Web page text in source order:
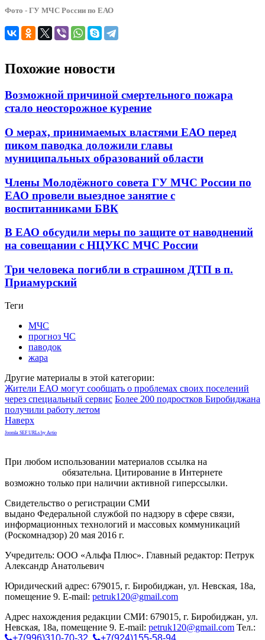
Фото - ГУ МЧС России по ЕАО
Похожие новости
Возможной причиной смертельного пожара
стало неосторожное курение
О мерах, принимаемых властями ЕАО перед
пиком паводка доложили главы
муниципальных образований области
Члены Молодёжного совета ГУ МЧС России по
ЕАО провели выездное занятие с
воспитанниками БВК
В ЕАО обсудили меры по защите от наводнений
на совещании с НЦУКС МЧС России
Три человека погибли в страшном ДТП в п.
Приамурский
Теги
МЧС
прогноз ЧС
паводок
жара
Другие материалы в этой категории:
Жители ЕАО могут сообщать о проблемах своих поселений
через специальный сервис Более 200 подростков Биробиджана
получили работу летом
Наверх
Joomla SEF URLs by Artio
При любом использовании материалов ссылка на
обязательна. Цитирование в Интернете
возможно только при наличии активной гиперссылки.
Свидетельство о регистрации СМИ
выдано Федеральной службой по надзору в сфере связи,
информационных технологий и массовых коммуникаций
(Роскомнадзор) 20 мая 2016 г.
Учредитель: ООО «Альфа Плюс». Главный редактор: Петрук
Александр Анатольевич
Юридический адрес: 679015, г. Биробиджан, ул. Невская, 18а,
помещение 9. E-mail: petruk120@gmail.com
Адрес нахождения редакции СМИ: 679015, г. Биробиджан, ул.
Невская, 18а, помещение 9. E-mail: petruk120@gmail.com Тел.:
+7(996)310-70-32
+7(924)155-58-94